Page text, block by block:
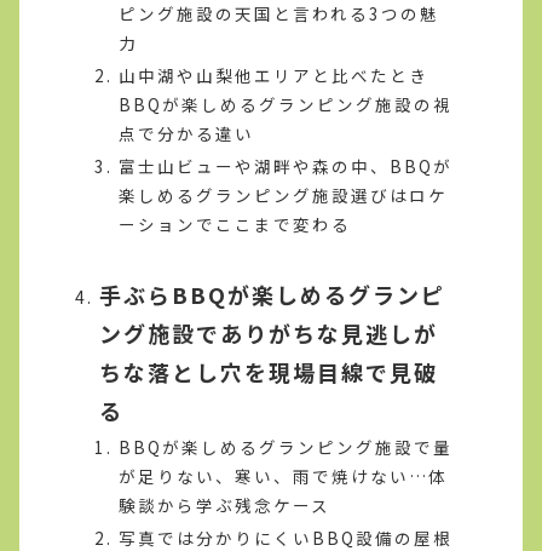
ピング施設の天国と言われる3つの魅
力
山中湖や山梨他エリアと比べたとき
BBQが楽しめるグランピング施設の視
点で分かる違い
富士山ビューや湖畔や森の中、BBQが
楽しめるグランピング施設選びはロケ
ーションでここまで変わる
手ぶらBBQが楽しめるグランピ
ング施設でありがちな見逃しが
ちな落とし穴を現場目線で見破
る
BBQが楽しめるグランピング施設で量
が足りない、寒い、雨で焼けない…体
験談から学ぶ残念ケース
写真では分かりにくいBBQ設備の屋根